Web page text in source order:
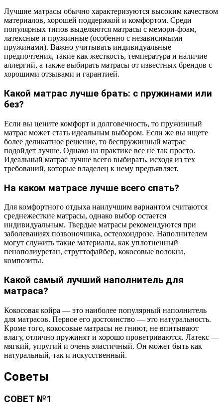
Лучшие матрасы обычно характеризуются высоким качеством
материалов, хорошей поддержкой и комфортом. Среди
популярных типов выделяются матрасы с мемори-фоам,
латексные и пружинные (особенно с независимыми
пружинами). Важно учитывать индивидуальные
предпочтения, такие как жесткость, температура и наличие
аллергий, а также выбирать матрасы от известных брендов с
хорошими отзывами и гарантией.
Какой матрас лучше брать: с пружинами или
без?
Если вы цените комфорт и долговечность, то пружинный
матрас может стать идеальным выбором. Если же вы ищете
более деликатное решение, то беспружинный матрас
подойдет лучше. Однако на практике все не так просто.
Идеальный матрас лучше всего выбирать, исходя из тех
требований, которые владелец к нему предъявляет.
На каком матрасе лучше всего спать?
Для комфортного отдыха наилучшим вариантом считаются
среднежесткие матрасы, однако выбор остается
индивидуальным. Твердые матрасы рекомендуются при
заболеваниях позвоночника, остеохондрозе. Наполнителем
могут служить такие материалы, как уплотненный
пенополиуретан, струттофайбер, кокосовые волокна,
композиты.
Какой самый лучший наполнитель для
матраса?
Кокосовая койра — это наиболее популярный наполнитель
для матрасов. Первое его достоинство — это натуральность.
Кроме того, кокосовые матрасы не гниют, не впитывают
влагу, отлично пружинят и хорошо проветриваются. Латекс —
мягкий, упругий и очень эластичный. Он может быть как
натуральный, так и искусственный.
Советы
СОВЕТ №1